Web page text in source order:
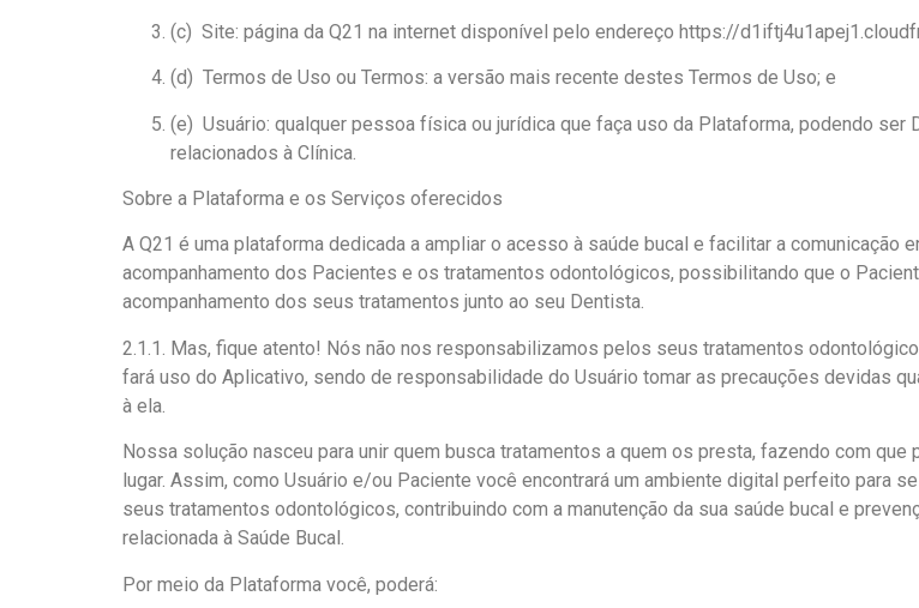
(c) Site: página da Q21 na internet disponível pelo endereço https://
(d) Termos de Uso ou Termos: a versão mais recente destes Termos de Uso; e
(e) Usuário: qualquer pessoa física ou jurídica que faça uso da Plataforma, podendo
relacionados à Clínica.
Sobre a Plataforma e os Serviços oferecidos
A Q21 é uma plataforma dedicada a ampliar o acesso à saúde bucal e facilitar a
acompanhamento dos Pacientes e os tratamentos odontológicos, possibilitando que o
acompanhamento dos seus tratamentos junto ao seu Dentista.
2.1.1. Mas, fique atento! Nós não nos responsabilizamos pelos seus tratamentos
fará uso do Aplicativo, sendo de responsabilidade do Usuário tomar as precauções devidas
à ela.
Nossa solução nasceu para unir quem busca tratamentos a quem os presta, fazendo com
lugar. Assim, como Usuário e/ou Paciente você encontrará um ambiente digital perfeito para
seus tratamentos odontológicos, contribuindo com a manutenção da sua saúde bucal e
relacionada à Saúde Bucal.
Por meio da Plataforma você, poderá: